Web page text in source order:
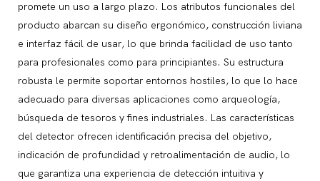
promete un uso a largo plazo. Los atributos funcionales del
producto abarcan su diseño ergonómico, construcción liviana
e interfaz fácil de usar, lo que brinda facilidad de uso tanto
para profesionales como para principiantes. Su estructura
robusta le permite soportar entornos hostiles, lo que lo hace
adecuado para diversas aplicaciones como arqueología,
búsqueda de tesoros y fines industriales. Las características
del detector ofrecen identificación precisa del objetivo,
indicación de profundidad y retroalimentación de audio, lo
que garantiza una experiencia de detección intuitiva y